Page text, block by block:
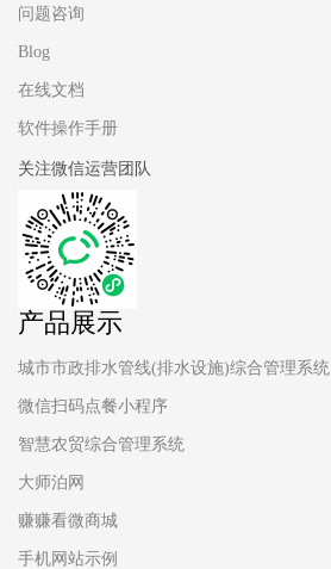
问题咨询
Blog
在线文档
软件操作手册
关注微信运营团队
产品展示
城市市政排水管线(排水设施)综合管理系统
微信扫码点餐小程序
智慧农贸综合管理系统
大师泊网
赚赚看微商城
手机网站示例